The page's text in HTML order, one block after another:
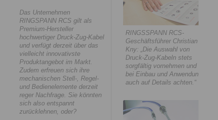
Das Unternehmen
RINGSPANN RCS gilt als
Premium-Hersteller
hochwertiger Druck-Zug-Kabel
und verfügt derzeit über das
vielleicht innovativste
Produktangebot im Markt.
Zudem erfreuen sich ihre
mechanischen Stell-, Regel-
und Bedienelemente derzeit
reger Nachfrage. Sie könnten
sich also entspannt
zurücklehnen, oder?
RINGSSPANN RCS-
Geschäftsführer Christian
Kny: „Die Auswahl von
Druck-Zug-Kabeln stets
sorgfältig vornehmen und
bei Einbau und Anwendung
auch auf Details achten.“